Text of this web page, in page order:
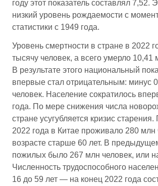
году этот показатель составлял 7,52.
низкий уровень рождаемости с
статистики с 1949 года.
Уровень смертности в стране в 2022
тысячу человек, а всего умерло 10,41
В результате этого национальный
впервые стал отрицательным: минус
человек. Население сократилось
года. По мере снижения числа
стране усугубляется кризис старения.
2022 года в Китае проживало 280 млн
возрасте старше 60 лет. В
пожилых было 267 млн человек, или
Численность трудоспособного
16 до 59 лет — на конец 2022 года